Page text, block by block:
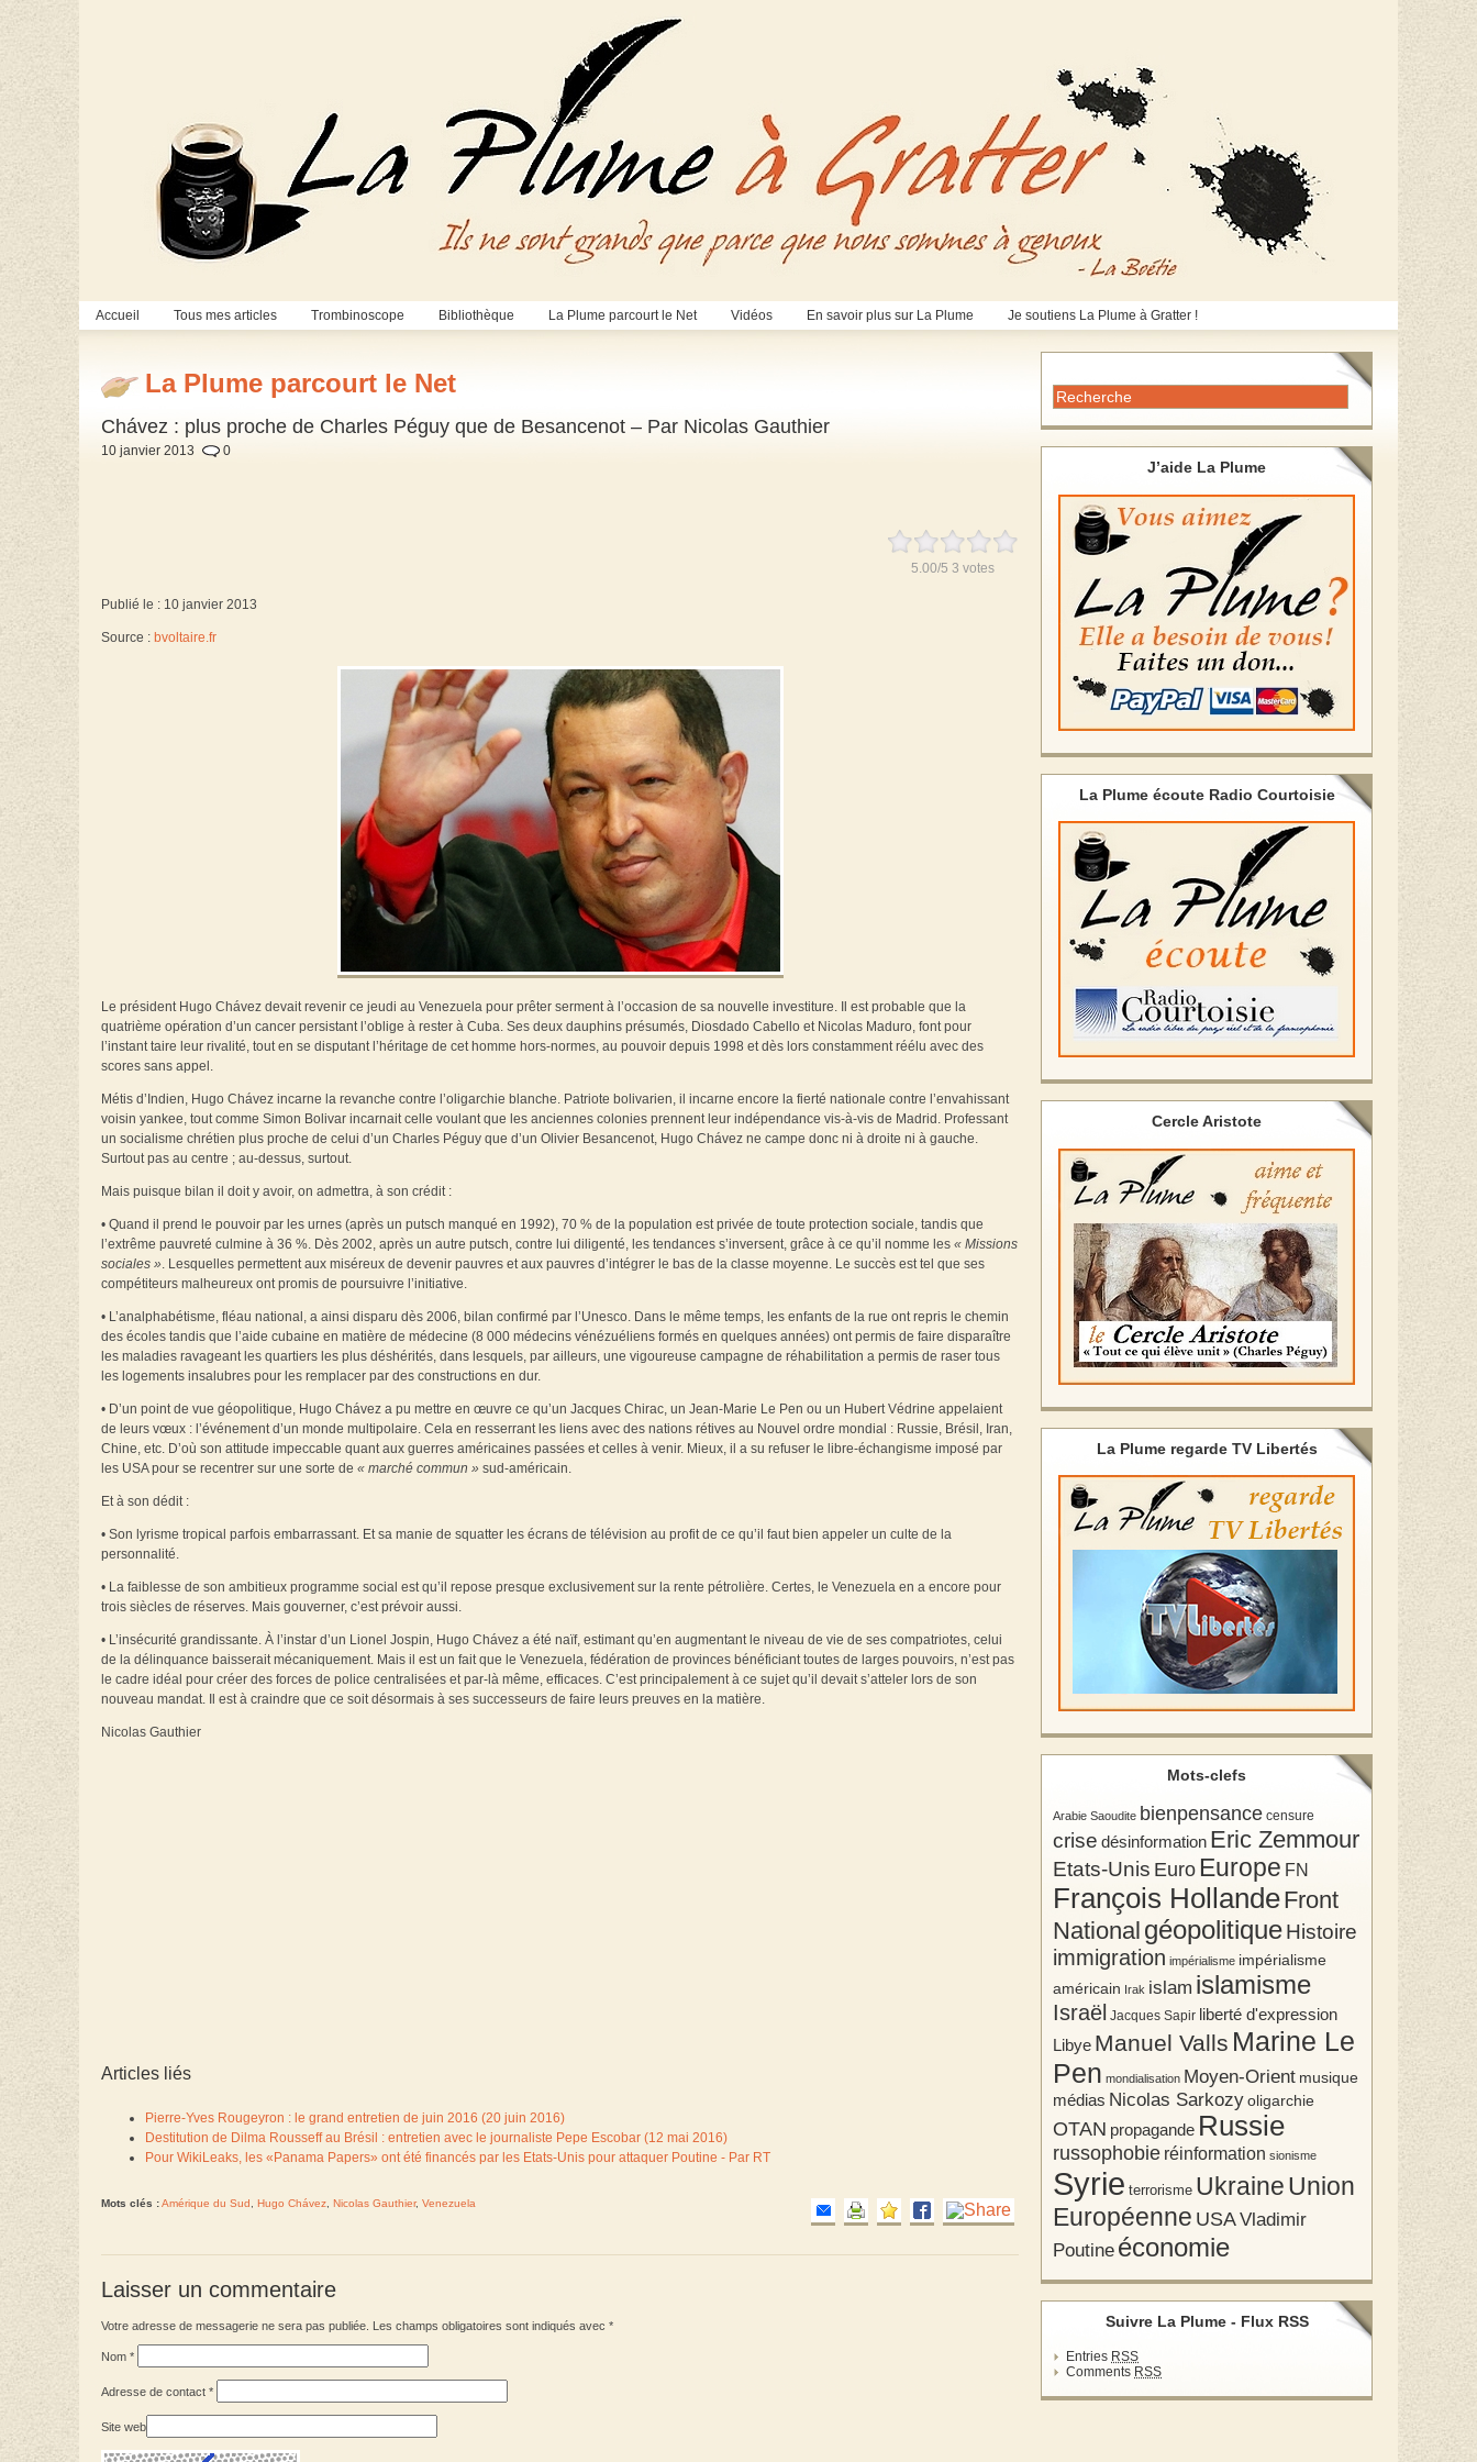
Accueil Tous mes articles Trombinoscope Bibliothèque La Plume parcourt le Net Vidéos En savoir plus sur La Plume Je soutiens La Plume à Gratter !
La Plume parcourt le Net
Chávez : plus proche de Charles Péguy que de Besancenot – Par Nicolas Gauthier
10 janvier 2013 0
5.00/5 3 votes
Publié le : 10 janvier 2013
Source : bvoltaire.fr
Le président Hugo Chávez devait revenir ce jeudi au Venezuela pour prêter serment à l’occasion de sa nouvelle investiture. Il est probable que la
quatrième opération d’un cancer persistant l’oblige à rester à Cuba. Ses deux dauphins présumés, Diosdado Cabello et Nicolas Maduro, font pour
l’instant taire leur rivalité, tout en se disputant l’héritage de cet homme hors-normes, au pouvoir depuis 1998 et dès lors constamment réélu avec des
scores sans appel.
Métis d’Indien, Hugo Chávez incarne la revanche contre l’oligarchie blanche. Patriote bolivarien, il incarne encore la fierté nationale contre l’envahissant
voisin yankee, tout comme Simon Bolivar incarnait celle voulant que les anciennes colonies prennent leur indépendance vis-à-vis de Madrid. Professant
un socialisme chrétien plus proche de celui d’un Charles Péguy que d’un Olivier Besancenot, Hugo Chávez ne campe donc ni à droite ni à gauche.
Surtout pas au centre ; au-dessus, surtout.
Mais puisque bilan il doit y avoir, on admettra, à son crédit :
• Quand il prend le pouvoir par les urnes (après un putsch manqué en 1992), 70 % de la population est privée de toute protection sociale, tandis que
l’extrême pauvreté culmine à 36 %. Dès 2002, après un autre putsch, contre lui diligenté, les tendances s’inversent, grâce à ce qu’il nomme les « Missions
sociales ». Lesquelles permettent aux miséreux de devenir pauvres et aux pauvres d’intégrer le bas de la classe moyenne. Le succès est tel que ses
compétiteurs malheureux ont promis de poursuivre l’initiative.
• L’analphabétisme, fléau national, a ainsi disparu dès 2006, bilan confirmé par l’Unesco. Dans le même temps, les enfants de la rue ont repris le chemin
des écoles tandis que l’aide cubaine en matière de médecine (8 000 médecins vénézuéliens formés en quelques années) ont permis de faire disparaître
les maladies ravageant les quartiers les plus déshérités, dans lesquels, par ailleurs, une vigoureuse campagne de réhabilitation a permis de raser tous
les logements insalubres pour les remplacer par des constructions en dur.
• D’un point de vue géopolitique, Hugo Chávez a pu mettre en œuvre ce qu’un Jacques Chirac, un Jean-Marie Le Pen ou un Hubert Védrine appelaient
de leurs vœux : l’événement d’un monde multipolaire. Cela en resserrant les liens avec des nations rétives au Nouvel ordre mondial : Russie, Brésil, Iran,
Chine, etc. D’où son attitude impeccable quant aux guerres américaines passées et celles à venir. Mieux, il a su refuser le libre-échangisme imposé par
les USA pour se recentrer sur une sorte de « marché commun » sud-américain.
Et à son dédit :
• Son lyrisme tropical parfois embarrassant. Et sa manie de squatter les écrans de télévision au profit de ce qu’il faut bien appeler un culte de la
personnalité.
• La faiblesse de son ambitieux programme social est qu’il repose presque exclusivement sur la rente pétrolière. Certes, le Venezuela en a encore pour
trois siècles de réserves. Mais gouverner, c’est prévoir aussi.
• L’insécurité grandissante. À l’instar d’un Lionel Jospin, Hugo Chávez a été naïf, estimant qu’en augmentant le niveau de vie de ses compatriotes, celui
de la délinquance baisserait mécaniquement. Mais il est un fait que le Venezuela, fédération de provinces bénéficiant toutes de larges pouvoirs, n’est pas
le cadre idéal pour créer des forces de police centralisées et par-là même, efficaces. C’est principalement à ce sujet qu’il devait s’atteler lors de son
nouveau mandat. Il est à craindre que ce soit désormais à ses successeurs de faire leurs preuves en la matière.
Nicolas Gauthier
Articles liés
Pierre-Yves Rougeyron : le grand entretien de juin 2016 (20 juin 2016)
Destitution de Dilma Rousseff au Brésil : entretien avec le journaliste Pepe Escobar (12 mai 2016)
Pour WikiLeaks, les «Panama Papers» ont été financés par les Etats-Unis pour attaquer Poutine - Par RT
Mots clés :Amérique du Sud Hugo Chávez Nicolas Gauthier, Venezuela
Laisser un commentaire
Votre adresse de messagerie ne sera pas publiée. Les champs obligatoires sont indiqués avec *
Nom *
Adresse de contact *
Site web
J’aide La Plume
La Plume écoute Radio Courtoisie
Cercle Aristote
La Plume regarde TV Libertés
Mots-clefs
Arabie Saoudite bienpensance censure
crise désinformation Eric Zemmour
Etats-Unis Euro Europe FN
François HollandeFront
National géopolitiqueHistoire
immigration impérialisme impérialisme
américain Irak islam islamisme
Israël Jacques Sapir liberté d'expression
Libye Manuel Valls Marine Le
Pen mondialisation Moyen-Orient musique
médias Nicolas Sarkozyoligarchie
OTAN propagande Russie
russophobie réinformation sionisme
Syrie terrorisme Ukraine Union
Européenne USAVladimir
Poutine économie
Suivre La Plume - Flux RSS
Entries RSS
Comments RSS